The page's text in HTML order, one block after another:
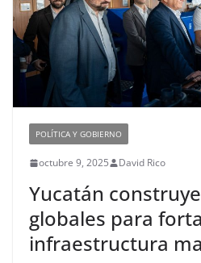
POLÍTICA Y GOBIERNO
octubre 9, 2025 David Rico
Yucatán
globales para
infraestructura